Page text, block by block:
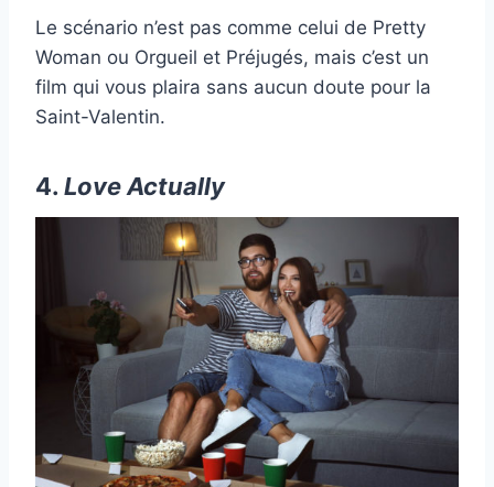
Le scénario n’est pas comme celui de Pretty
Woman ou Orgueil et Préjugés, mais c’est un
film qui vous plaira sans aucun doute pour la
Saint-Valentin.
4. Love Actually